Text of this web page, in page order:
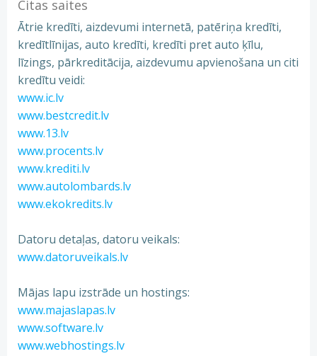
Citas saites
Ātrie kredīti, aizdevumi internetā, patēriņa kredīti,
kredītlīnijas, auto kredīti, kredīti pret auto ķīlu,
līzings, pārkreditācija, aizdevumu apvienošana un citi
kredītu veidi:
www.ic.lv
www.bestcredit.lv
www.13.lv
www.procents.lv
www.krediti.lv
www.autolombards.lv
www.ekokredits.lv
Datoru detaļas, datoru veikals:
www.datoruveikals.lv
Mājas lapu izstrāde un hostings:
www.majaslapas.lv
www.software.lv
www.webhostings.lv